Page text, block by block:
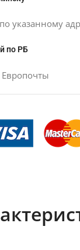
указанному
по РБ
Европочты